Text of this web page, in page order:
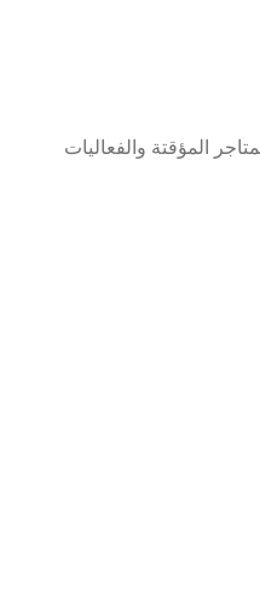
المؤقتة والفعاليات